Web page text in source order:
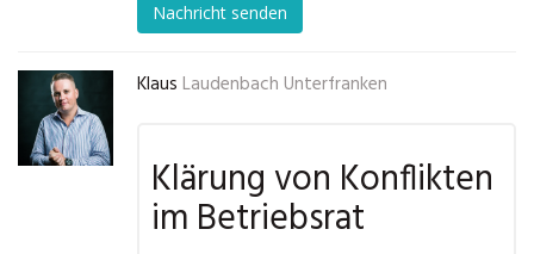
Nachricht senden
Klaus Laudenbach Unterfranken
Klärung von Konflikten
im Betriebsrat